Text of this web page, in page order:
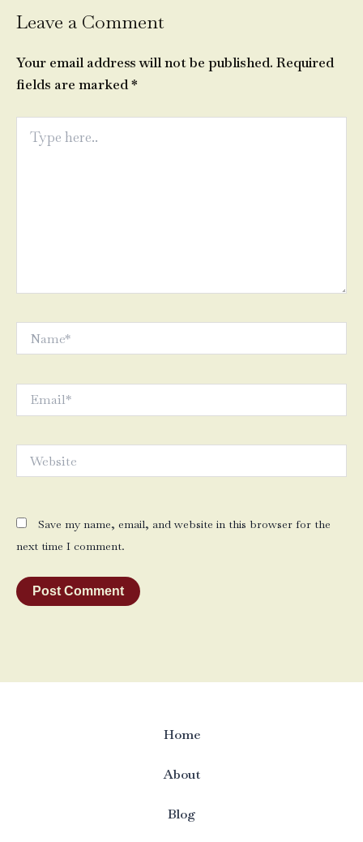
Leave a Comment
Your email address will not be published. Required
fields are marked*
here..
Save my name, email, and website in this browser for the
next time I comment.
Home
About
Blog